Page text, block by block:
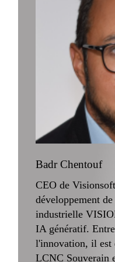
Badr Chentouf
CEO de
développement
industrielle
IA génératif.
l'innovation, il est
LCNC Souverain